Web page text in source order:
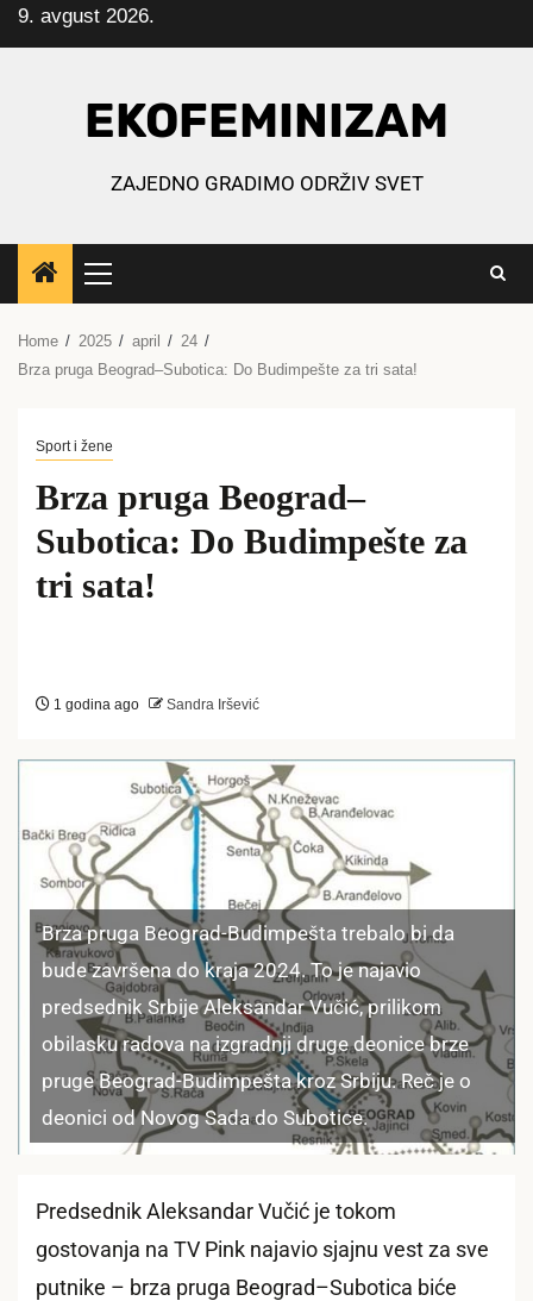
Skip
to
9. avgust 2026.
EKOFEMINIZAM
ZAJEDNO GRADIMO ODRŽIV SVET
Primary
Menu
Home 2025 april
24
Brza pruga Beograd–Subotica: Do Budimpešte za tri sata!
Sport i žene
Brza pruga Beograd–
Subotica: Do Budimpešte za
tri sata!
1 godina ago Sandra Iršević
Brza pruga Beograd-Budimpešta trebalo bi da
bude završena do kraja 2024. To je najavio
predsednik Srbije Aleksandar Vučić, prilikom
obilasku radova na izgradnji druge deonice brze
pruge Beograd-Budimpešta kroz Srbiju. Reč je o
deonici od Novog Sada do Subotice.
Predsednik Aleksandar Vučić je tokom
gostovanja na TV Pink najavio sjajnu vest za sve
putnike – brza pruga Beograd–Subotica biće